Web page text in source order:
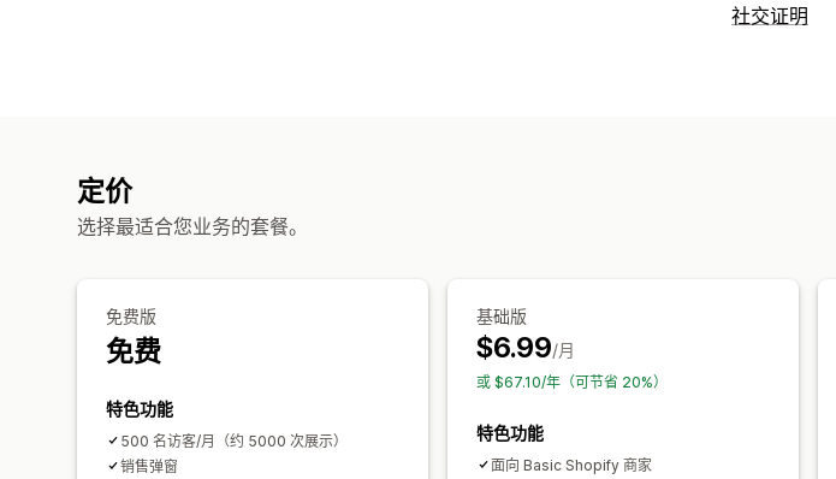
弹出窗口类型
社交证明
定价
选择最适合您业务的套餐。
免费版
免费
特色功能
500 名访客/月（约 5000 次展示）
销售弹窗
基础版
$6.99/月
或 $67.10/年（可节省 20%）
特色功能
面向 Basic Shopify 商家